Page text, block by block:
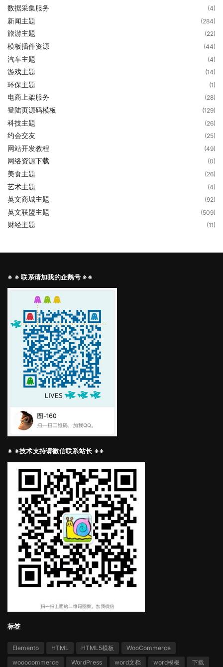
数据采集服务 (4)
新闻主题 (284)
旅游主题 (22)
模板插件资源 (44)
汽车主题 (4)
游戏主题 (14)
环保主题 (1)
电商上架服务 (28)
登陆页源码模板 (129)
科技主题 (26)
约会交友 (25)
网站开发教程 (49)
网络资源下载 (0)
美食主题 (26)
艺术主题 (4)
英文商城主题 (92)
英文联盟主题 (509)
财经主题 (11)
※ ※ 联系请加我的企鹅号 ※※
※ ※技术支持请微信联系站长 ※※
标签
Elemento HTML HTML5模板
WooCommerce
wooocommerce
WordPress word文档 word模板 下载